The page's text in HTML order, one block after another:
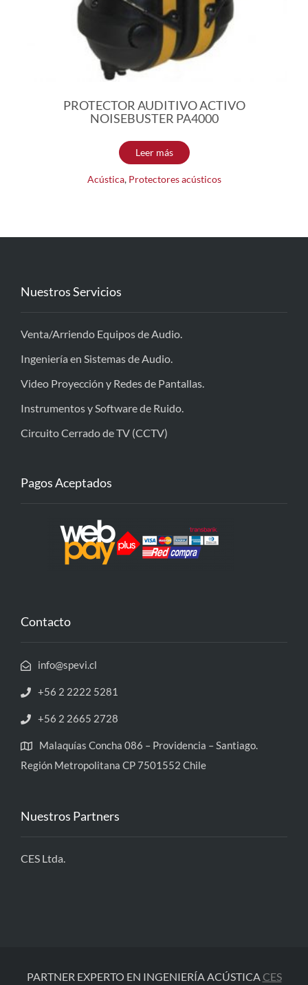
PROTECTOR AUDITIVO ACTIVO
NOISEBUSTER PA4000
Leer más
Acústica, Protectores acústicos
Nuestros Servicios
Venta/Arriendo Equipos de Audio.
Ingeniería en Sistemas de Audio.
Video Proyección y Redes de Pantallas.
Instrumentos y Software de Ruido.
Circuito Cerrado de TV (CCTV)
Pagos Aceptados
Contacto
info@spevi.cl
+56 2 2222 5281
+56 2 2665 2728
Malaquías Concha 086 – Providencia – Santiago.
Región Metropolitana CP 7501552 Chile
Nuestros Partners
CES Ltda.
PARTNER EXPERTO EN INGENIERÍA ACÚSTICA CES